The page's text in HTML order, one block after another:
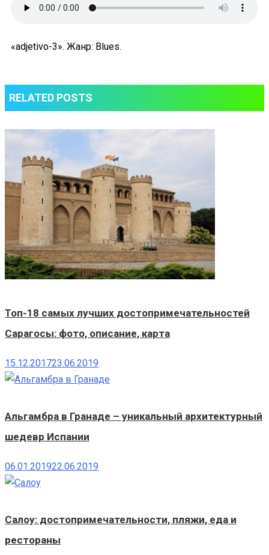
«adjetivo-3». Жанр: Blues.
RELATED POSTS
Топ-18 самых лучших достопримечательностей
Сарагосы: фото, описание, карта
15.12.201723.06.2019
Альгамбра в Гранаде – уникальный архитектурный
шедевр Испании
06.01.201922.06.2019
Салоу: достопримечательности, пляжи, еда и
рестораны